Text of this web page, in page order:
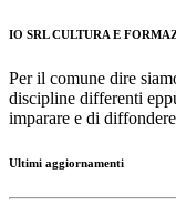
IO SRL CULTURA E
Per il comune dire
discipline differenti
imparare e di
Ultimi aggiornamenti